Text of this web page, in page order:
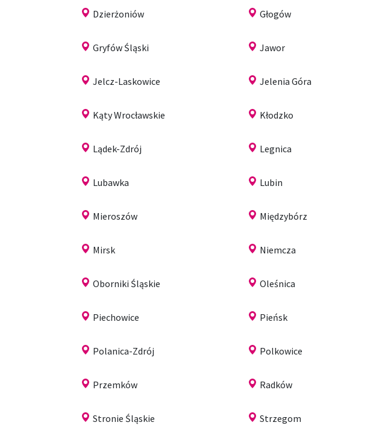
Dzierżoniów Głogów
Gryfów Śląski Jawor
Jelcz-Laskowice Jelenia Góra
Kąty Wrocławskie Kłodzko
Lądek-Zdrój Legnica
Lubawka Lubin
Mieroszów Międzybórz
Mirsk Niemcza
Oborniki Śląskie Oleśnica
Piechowice Pieńsk
Polanica-Zdrój Polkowice
Przemków Radków
Stronie Śląskie Strzegom